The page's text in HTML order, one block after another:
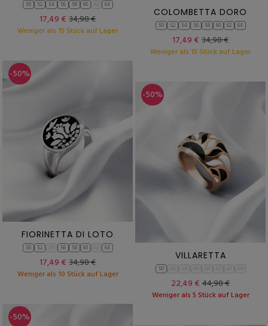
50 52 54 56 58 60 64
17,49 € 34,98 €
Weniger als 15 Stück auf Lager
COLOMBETTA DORO
50 52 54 56 58 60 62 64
17,49 € 34,98 €
Weniger als 15 Stück auf Lager
-50%
FIORINETTA DI LOTO
50 52 56 58 60 64
17,49 € 34,98 €
Weniger als 10 Stück auf Lager
-50%
VILLARETTA
50
22,49 € 44,98 €
Weniger als 5 Stück auf Lager
-50%